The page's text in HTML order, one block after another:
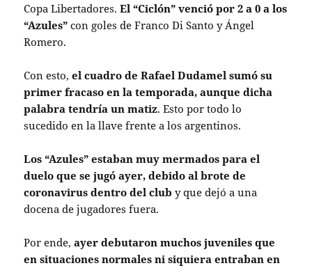
Copa Libertadores.El “Ciclón” venció por 2 a 0 a los
“Azules” con goles de Franco Di Santo y Ángel
Romero.
Con esto,el cuadro de Rafael Dudamel sumó su
primer fracaso en la temporada, aunque dicha
palabra tendría un matiz. Esto por todo lo
sucedido en la llave frente a los argentinos.
Los “Azules” estaban muy mermados para el
duelo que se jugó ayer, debido al brote de
coronavirus dentro del club y que dejó a una
docena de jugadores fuera.
Por ende,ayer debutaron muchos juveniles que
en situaciones normales ni siquiera entraban en